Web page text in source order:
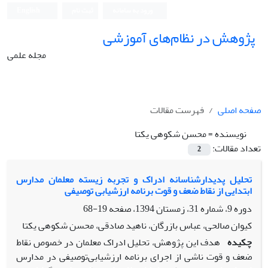
پژوهش در نظام‌های آموزشی
مجله علمی
صفحه اصلی
فهرست مقالات
نویسنده =محسن شکوهی یکتا
تعداد مقالات:
2
تحلیل پدیدارشناسانه ادراک و تجربه زیسته معلمان مدارس
ابتدایی از نقاط ضعف و قوت برنامه ارزشیابی‌ توصیفی
دوره 9، شماره 31، زمستان 1394، صفحه
19-68
کیوان صالحی، عباس بازرگان، ناهید صادقی، محسن شکوهی یکتا
چکیده هدف این پژوهش، تحلیل ادراک معلمان در خصوص نقاط
ضعف و قوت ناشی از اجرای برنامه ارزشیابی‌توصیفی در مدارس